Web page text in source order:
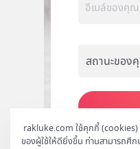
rakluke.com ใช้คุกกี้
ของผู้ใช้ให้ดียิ่งขึ้น ท่านสามารถศึก